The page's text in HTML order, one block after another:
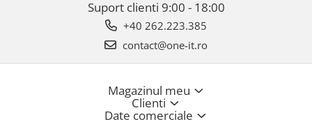
Suport clienti 9:00 - 18:00
+40 262.223.385
contact@one-it.ro
Magazinul meu
Clienti
Date comerciale